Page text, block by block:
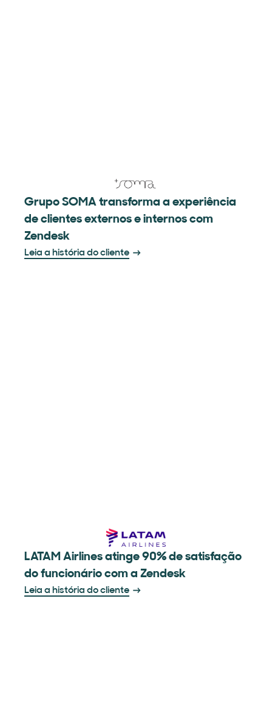
Grupo SOMA transforma a experiência
de clientes externos e internos com
Zendesk
Leia a história do cliente
LATAM Airlines atinge 90% de satisfação
do funcionário com a Zendesk
Leia a história do cliente